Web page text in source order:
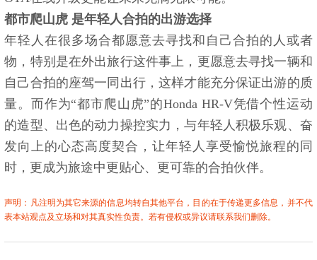
都市爬山虎 是年轻人合拍的出游选择
年轻人在很多场合都愿意去寻找和自己合拍的人或者
物，特别是在外出旅行这件事上，更愿意去寻找一辆和
自己合拍的座驾一同出行，这样才能充分保证出游的质
量。而作为“都市爬山虎”的Honda HR-V凭借个性运动
的造型、出色的动力操控实力，与年轻人积极乐观、奋
发向上的心态高度契合，让年轻人享受愉悦旅程的同
时，更成为旅途中更贴心、更可靠的合拍伙伴。
声明：凡注明为其它来源的信息均转自其他平台，目的在于传递更多信息，并不代
表本站观点及立场和对其真实性负责。若有侵权或异议请联系我们删除。